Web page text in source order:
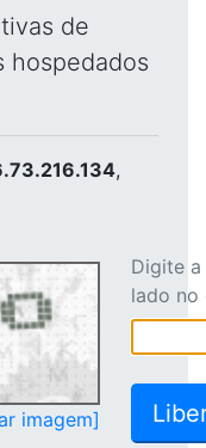
de
hospedados
,
imagem]
Digite
lado no